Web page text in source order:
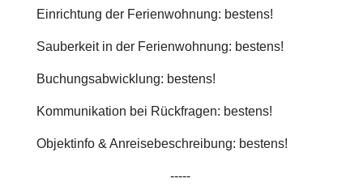
Einrichtung der Ferienwohnung: bestens!
Sauberkeit in der Ferienwohnung: bestens!
Buchungsabwicklung: bestens!
Kommunikation bei Rückfragen: bestens!
Objektinfo & Anreisebeschreibung: bestens!
-----